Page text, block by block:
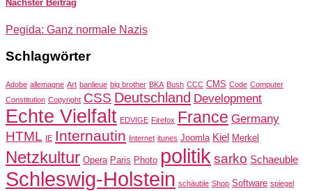
Nächster Beitrag
Pegida: Ganz normale Nazis
Schlagwörter
Adobe allemagne Art banlieue big brother BKA Bush CCC CMS Code Computer
Constitution Copyright CSS Deutschland Development
Echte Vielfalt EDVIGE Firefox France Germany
HTML IE Internautin Internet itunes Joomla Kiel Merkel
Netzkultur Opera Paris Photo politik sarko Schaeuble
Schleswig-Holstein schäuble Shop Software spiegel